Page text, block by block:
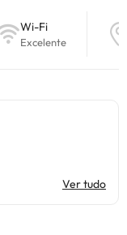
Wi-Fi
Excelente
Ver tudo